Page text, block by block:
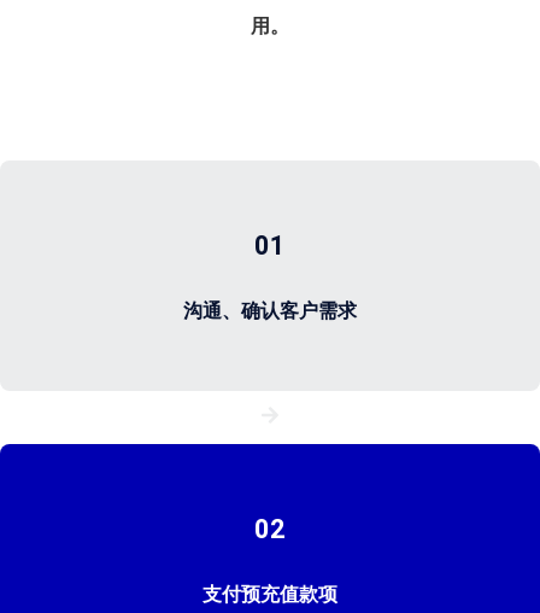
用。
01
沟通、确认客户需求
02
支付预充值款项